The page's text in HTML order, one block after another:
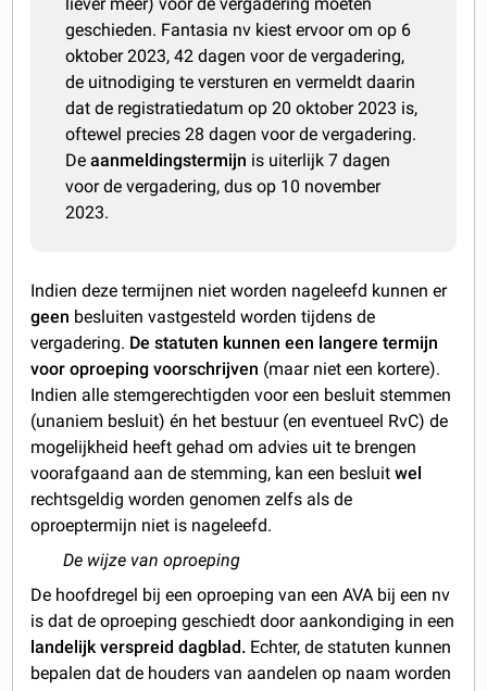
liever meer) voor de vergadering moeten
geschieden. Fantasia nv kiest ervoor om op 6
oktober 2023, 42 dagen voor de vergadering,
de uitnodiging te versturen en vermeldt daarin
dat de registratiedatum op 20 oktober 2023 is,
oftewel precies 28 dagen voor de vergadering.
Deaanmeldingstermijn is uiterlijk 7 dagen
voor de vergadering, dus op 10 november
2023.
Indien deze termijnen niet worden nageleefd kunnen er
geen besluiten vastgesteld worden tijdens de
vergadering. De statuten kunnen een langere termijn
voor oproeping voorschrijven (maar niet een kortere).
Indien alle stemgerechtigden voor een besluit stemmen
(unaniem besluit) én het bestuur (en eventueel RvC) de
mogelijkheid heeft gehad om advies uit te brengen
voorafgaand aan de stemming, kan een besluitwel
rechtsgeldig worden genomen zelfs als de
oproeptermijn niet is nageleefd.
De wijze van oproeping
De hoofdregel bij een oproeping van een AVA bij een nv
is dat de oproeping geschiedt door aankondiging in een
landelijk verspreid dagblad. Echter, de statuten kunnen
bepalen dat de houders van aandelen op naam worden